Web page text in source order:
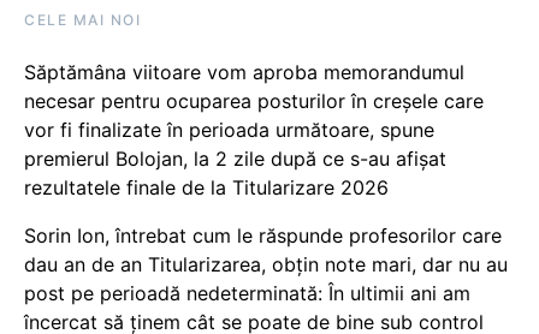
CELE MAI NOI
Săptămâna viitoare vom aproba memorandumul
necesar pentru ocuparea posturilor în creșele care
vor fi finalizate în perioada următoare, spune
premierul Bolojan, la 2 zile după ce s-au afișat
rezultatele finale de la Titularizare 2026
Sorin Ion, întrebat cum le răspunde profesorilor care
dau an de an Titularizarea, obțin note mari, dar nu au
post pe perioadă nedeterminată: În ultimii ani am
încercat să ținem cât se poate de bine sub control